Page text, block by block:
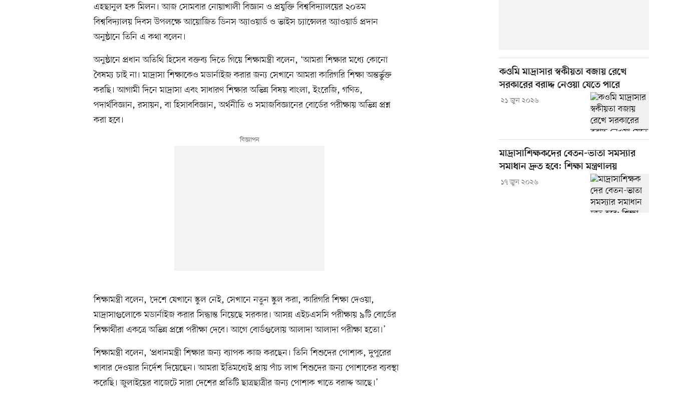
এহছানুল হক মিলন। আজ সোমবার নোয়াখালী বিজ্ঞান ও প্রযুক্তি বিশ্ববিদ্যালয়ের ২০তম
বিশ্ববিদ্যালয় দিবস উপলক্ষে আয়োজিত ডিনস অ্যাওয়ার্ড ও ভাইস চ্যান্সেলর অ্যাওয়ার্ড প্রদান
অনুষ্ঠানে তিনি এ কথা বলেন।
অনুষ্ঠানে প্রধান অতিথি হিসেব বক্তব্য দিতে গিয়ে শিক্ষামন্ত্রী বলেন, ‘আমরা শিক্ষার মধ্যে কোনো
বৈষম্য চাই না। মাদ্রাসা শিক্ষাকেও মডার্নাইজ করার জন্য সেখানে আমরা কারিগরি শিক্ষা অন্তর্ভুক্ত
করছি। আগামী দিনে মাদ্রাসা এবং সাধারণ শিক্ষার অভিন্ন বিষয় বাংলা, ইংরেজি, গণিত,
পদার্থবিজ্ঞান, রসায়ন, বা হিসাববিজ্ঞান, অর্থনীতি ও সমাজবিজ্ঞানের বোর্ডের পরীক্ষায় অভিন্ন প্রশ্ন
করা হবে।
শিক্ষামন্ত্রী বলেন, ‘দেশে যেখানে স্কুল নেই, সেখানে নতুন স্কুল করা, কারিগরি শিক্ষা দেওয়া,
মাদ্রাসাগুলোকে মডার্নাইজ করার সিদ্ধান্ত নিয়েছে সরকার। আসন্ন এইচএসসি পরীক্ষায় ৯টি বোর্ডের
শিক্ষার্থীরা একত্রে অভিন্ন প্রশ্নে পরীক্ষা দেবে। আগে বোর্ডগুলোয় আলাদা আলাদা পরীক্ষা হতো।’
শিক্ষামন্ত্রী বলেন, ‘প্রধানমন্ত্রী শিক্ষার জন্য ব্যাপক কাজ করছেন। তিনি শিশুদের পোশাক, দুপুরের
খাবার দেওয়ার নির্দেশ দিয়েছেন। আমরা ইতিমধ্যেই প্রায় পাঁচ লাখ শিশুদের জন্য পোশাকের ব্যবস্থা
করেছি। জুলাইয়ের বাজেটে সারা দেশের প্রতিটি ছাত্রছাত্রীর জন্য পোশাক খাতে বরাদ্দ আছে।’
কওমি মাদ্রাসার স্বকীয়তা বজায় রেখে
সরকারের বরাদ্দ নেওয়া যেতে পারে
২১ জুন ২০২৬
মাদ্রাসাশিক্ষকদের বেতন-ভাতা সমস্যার
সমাধান দ্রুত হবে: শিক্ষা মন্ত্রণালয়
১৭ জুন ২০২৬